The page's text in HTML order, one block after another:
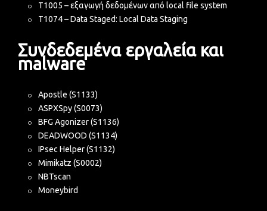
T1005 – εξαγωγή δεδομένων από local file system
T1074 – Data Staged: Local Data Staging
Συνδεδεμένα εργαλεία και
malware
Apostle (S1133)
ASPXSpy (S0073)
BFG Agonizer (S1136)
DEADWOOD (S1134)
IPsec Helper (S1132)
Mimikatz (S0002)
NBTscan
Moneybird